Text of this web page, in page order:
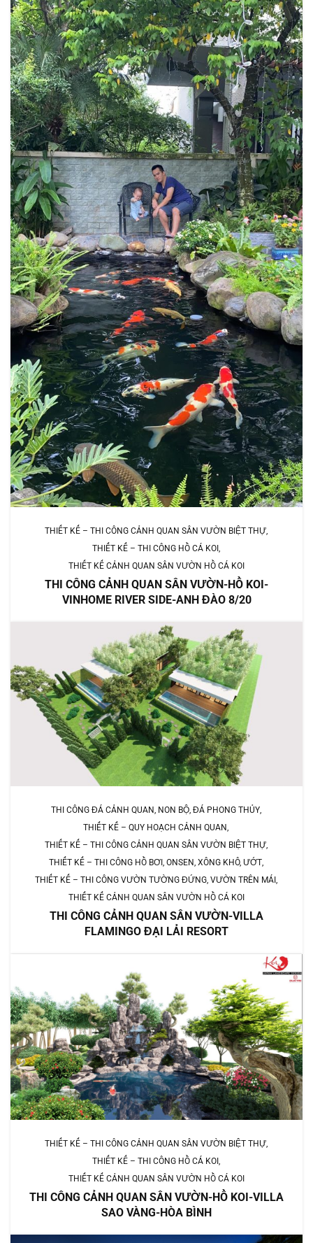
THIẾT KẾ – THI CÔNG CẢNH QUAN SÂN VƯỜN BIỆT THỰ
THIẾT KẾ – THI CÔNG HỒ CÁ KOI
THIẾT KẾ CẢNH QUAN SÂN VƯỜN HỒ CÁ KOI
THI CÔNG CẢNH QUAN SÂN VƯỜN-HỒ KOI-
VINHOME RIVER SIDE-ANH ĐÀO 8/20
THI CÔNG ĐÁ CẢNH QUAN, NON BỘ, ĐÁ PHONG THỦY
THIẾT KẾ – QUY HOẠCH CẢNH QUAN
THIẾT KẾ – THI CÔNG CẢNH QUAN SÂN VƯỜN BIỆT THỰ
THIẾT KẾ – THI CÔNG HỒ BƠI, ONSEN, XÔNG KHÔ, ƯỚT
THIẾT KẾ – THI CÔNG VƯỜN TƯỜNG ĐỨNG, VƯỜN TRÊN MÁI
THIẾT KẾ CẢNH QUAN SÂN VƯỜN HỒ CÁ KOI
THI CÔNG CẢNH QUAN SÂN VƯỜN-VILLA
FLAMINGO ĐẠI LẢI RESORT
THIẾT KẾ – THI CÔNG CẢNH QUAN SÂN VƯỜN BIỆT THỰ
THIẾT KẾ – THI CÔNG HỒ CÁ KOI
THIẾT KẾ CẢNH QUAN SÂN VƯỜN HỒ CÁ KOI
THI CÔNG CẢNH QUAN SÂN VƯỜN-HỒ KOI-VILLA
SAO VÀNG-HÒA BÌNH